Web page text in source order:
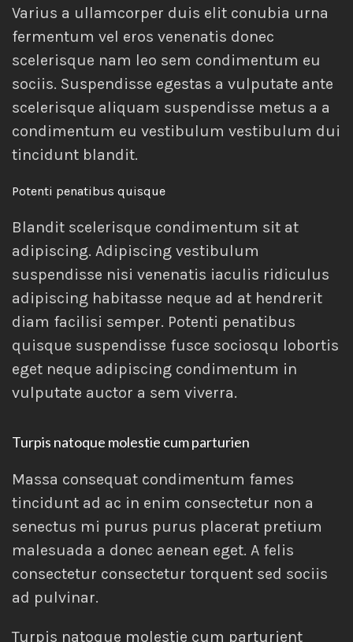
Varius a ullamcorper duis elit conubia urna
fermentum vel eros venenatis donec
scelerisque nam leo sem condimentum eu
sociis. Suspendisse egestas a vulputate ante
scelerisque aliquam suspendisse metus a a
condimentum eu vestibulum vestibulum dui
tincidunt blandit.
Potenti penatibus quisque
Blandit scelerisque condimentum sit at
adipiscing. Adipiscing vestibulum
suspendisse nisi venenatis iaculis ridiculus
adipiscing habitasse neque ad at hendrerit
diam facilisi semper. Potenti penatibus
quisque suspendisse fusce sociosqu lobortis
eget neque adipiscing condimentum in
vulputate auctor a sem viverra.
Turpis natoque molestie cum parturien
Massa consequat condimentum fames
tincidunt ad ac in enim consectetur non a
senectus mi purus purus placerat pretium
malesuada a donec aenean eget. A felis
consectetur consectetur torquent sed sociis
ad pulvinar.
Turpis natoque molestie cum parturient